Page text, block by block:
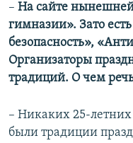
– На сайте
гимназии». Зато
безопасность»,
Организаторы
традиций. О чем
– Никаких 25-
были традиции